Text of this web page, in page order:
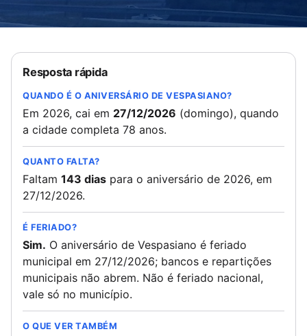
Resposta rápida
QUANDO É O ANIVERSÁRIO DE VESPASIANO?
Em 2026, cai em 27/12/2026 (domingo), quando
a cidade completa 78 anos.
QUANTO FALTA?
Faltam 143 dias para o aniversário de 2026, em
27/12/2026.
É FERIADO?
Sim. O aniversário de Vespasiano é feriado
municipal em 27/12/2026; bancos e repartições
municipais não abrem. Não é feriado nacional,
vale só no município.
O QUE VER TAMBÉM